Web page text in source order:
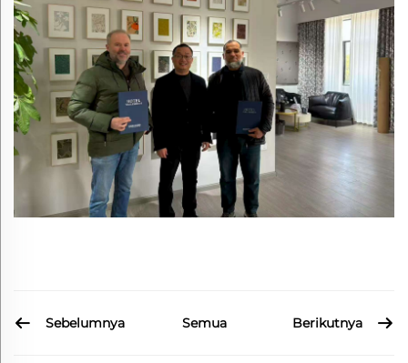
Sebelumnya Semua Berikutnya